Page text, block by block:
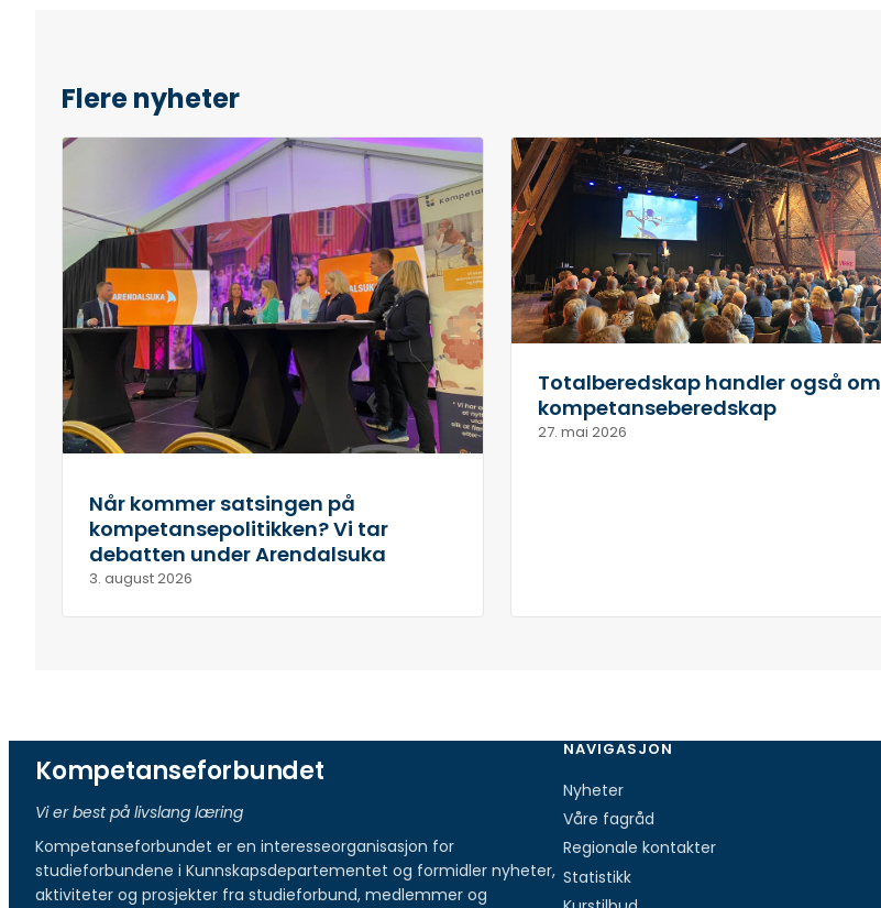
Flere nyheter
Når kommer satsingen på
kompetansepolitikken? Vi tar
debatten under Arendalsuka
3. august 2026
Totalberedskap handler også om
kompetanseberedskap
27. mai 2026
Kompetanseforbundet
Vi er best på livslang læring
Kompetanseforbundet er en interesseorganisasjon for
studieforbundene i Kunnskapsdepartementet og formidler nyheter,
aktiviteter og prosjekter fra studieforbund, medlemmer og
NAVIGASJON
Nyheter
Våre fagråd
Regionale kontakter
Statistikk